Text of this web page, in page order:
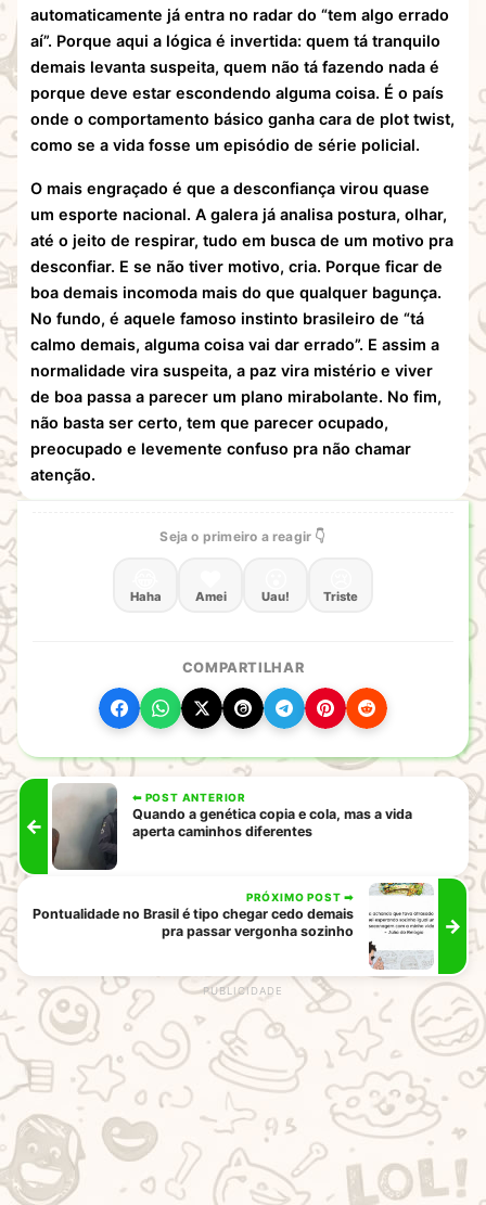
automaticamente já entra no radar do “tem algo errado
aí”. Porque aqui a lógica é invertida: quem tá tranquilo
demais levanta suspeita, quem não tá fazendo nada é
porque deve estar escondendo alguma coisa. É o país
onde o comportamento básico ganha cara de plot twist,
como se a vida fosse um episódio de série policial.
O mais engraçado é que a desconfiança virou quase
um esporte nacional. A galera já analisa postura, olhar,
até o jeito de respirar, tudo em busca de um motivo pra
desconfiar. E se não tiver motivo, cria. Porque ficar de
boa demais incomoda mais do que qualquer bagunça.
No fundo, é aquele famoso instinto brasileiro de “tá
calmo demais, alguma coisa vai dar errado”. E assim a
normalidade vira suspeita, a paz vira mistério e viver
de boa passa a parecer um plano mirabolante. No fim,
não basta ser certo, tem que parecer ocupado,
preocupado e levemente confuso pra não chamar
atenção.
Seja o primeiro a reagir 👇
Haha Amei Uau! Triste
COMPARTILHAR
←
⬅ POST ANTERIOR
Quando a genética copia e cola, mas a vida
aperta caminhos diferentes
PRÓXIMO POST ➡
Pontualidade no Brasil é tipo chegar cedo demais
pra passar vergonha sozinho
→
rodape